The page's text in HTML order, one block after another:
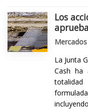
Los
Mercados
La Junta
Cash ha